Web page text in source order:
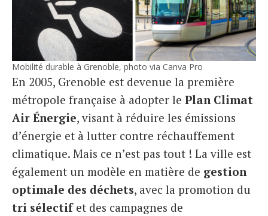
Mobilité durable à Grenoble, photo via Canva Pro
En 2005, Grenoble est devenue la première
métropole française à adopter le Plan Climat
Air Énergie, visant à réduire les émissions
d’énergie et à lutter contre réchauffement
climatique. Mais ce n’est pas tout ! La ville est
également un modèle en matière de gestion
optimale des déchets, avec la promotion du
tri sélectif et des campagnes de